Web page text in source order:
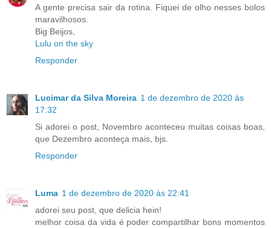
A gente precisa sair da rotina. Fiquei de olho nesses bolos
maravilhosos.
Big Beijos,
Lulu on the sky
Responder
Lucimar da Silva Moreira 1 de dezembro de 2020 às
17:32
Si adorei o post, Novembro aconteceu muitas coisas boas,
que Dezembro aconteça mais, bjs.
Responder
Luma 1 de dezembro de 2020 às 22:41
adorei seu post, que delicia hein!
melhor coisa da vida é poder compartilhar bons momentos